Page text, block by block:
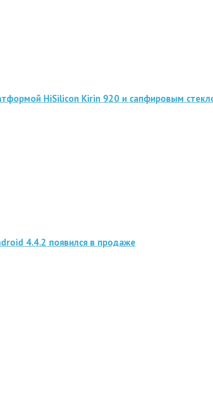
HiSilicon Kirin 920 и сапфировым
4.4.2 появился в продаже